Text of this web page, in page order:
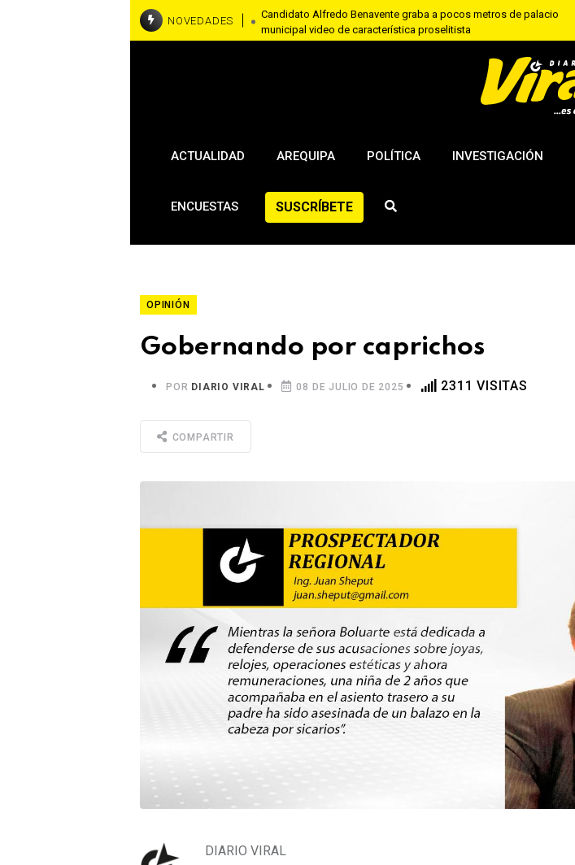
NOVEDADES
Candidato Alfredo Benavente graba a pocos metros de palacio
municipal video de característica proselitista
Contraloría detecta presuntas irregularidades en contrato de
ACTUALIDAD AREQUIPA POLÍTICA INVESTIGACIÓN
ENCUESTAS SUSCRÍBETE
OPINIÓN
Gobernando por caprichos
POR DIARIO VIRAL 08 DE JULIO DE 2025 2311 VISITAS
COMPARTIR
DIARIO VIRAL